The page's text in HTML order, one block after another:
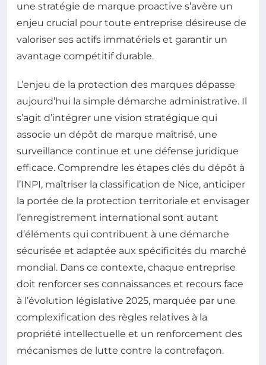
une stratégie de marque proactive s’avère un
enjeu crucial pour toute entreprise désireuse de
valoriser ses actifs immatériels et garantir un
avantage compétitif durable.
L’enjeu de la protection des marques dépasse
aujourd’hui la simple démarche administrative. Il
s’agit d’intégrer une vision stratégique qui
associe un dépôt de marque maîtrisé, une
surveillance continue et une défense juridique
efficace. Comprendre les étapes clés du dépôt à
l’INPI, maîtriser la classification de Nice, anticiper
la portée de la protection territoriale et envisager
l’enregistrement international sont autant
d’éléments qui contribuent à une démarche
sécurisée et adaptée aux spécificités du marché
mondial. Dans ce contexte, chaque entreprise
doit renforcer ses connaissances et recours face
à l’évolution législative 2025, marquée par une
complexification des règles relatives à la
propriété intellectuelle et un renforcement des
mécanismes de lutte contre la contrefaçon.